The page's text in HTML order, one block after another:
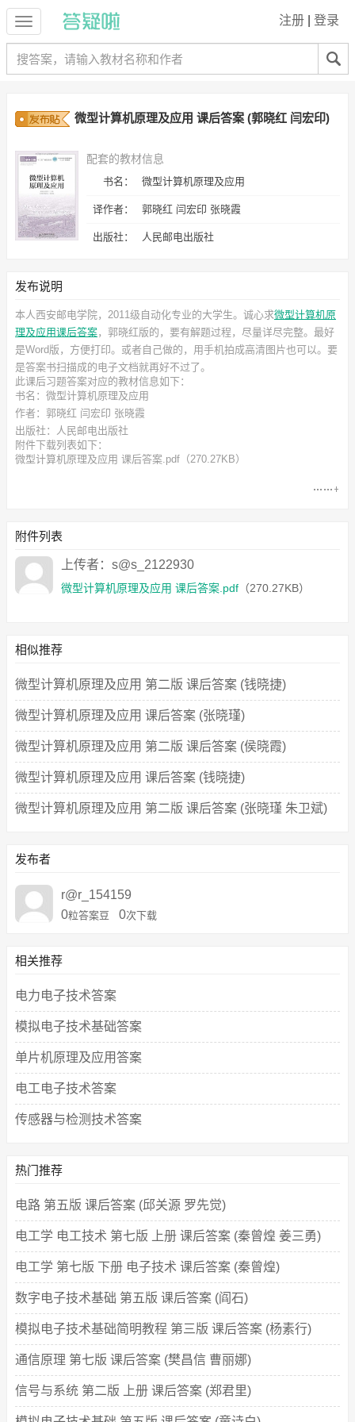
注册 登录
微型计算机原理及应用 课后答案 (郭晓红 闫宏印)
配套的教材信息
书名： 微型计算机原理及应用
译作者： 郭晓红 闫宏印 张晓霞
出版社： 人民邮电出版社
发布说明
本人西安邮电学院，2011级自动化专业的大学生。诚心求微型计算机原
理及应用课后答案，郭晓红版的，要有解题过程，尽量详尽完整。最好
是Word版，方便打印。或者自己做的，用手机拍成高清图片也可以。要
是答案书扫描成的电子文档就再好不过了。
此课后习题答案对应的教材信息如下：
书名：微型计算机原理及应用
作者：郭晓红 闫宏印 张晓霞
出版社：人民邮电出版社
附件下载列表如下：
微型计算机原理及应用 课后答案.pdf （270.27KB）
附件列表
上传者：s@s_2122930
微型计算机原理及应用 课后答案.pdf （270.27KB）
相似推荐
微型计算机原理及应用 第二版 课后答案 (钱晓捷)
微型计算机原理及应用 课后答案 (张晓瑾)
微型计算机原理及应用 第二版 课后答案 (侯晓霞)
微型计算机原理及应用 课后答案 (钱晓捷)
微型计算机原理及应用 第二版 课后答案 (张晓瑾 朱卫斌)
发布者
r@r_154159
0粒答案豆 0次下载
相关推荐
电力电子技术答案
模拟电子技术基础答案
单片机原理及应用答案
电工电子技术答案
传感器与检测技术答案
热门推荐
电路 第五版 课后答案 (邱关源 罗先觉)
电工学 电工技术 第七版 上册 课后答案 (秦曾煌 姜三勇)
电工学 第七版 下册 电子技术 课后答案 (秦曾煌)
数字电子技术基础 第五版 课后答案 (阎石)
模拟电子技术基础简明教程 第三版 课后答案 (杨素行)
通信原理 第七版 课后答案 (樊昌信 曹丽娜)
信号与系统 第二版 上册 课后答案 (郑君里)